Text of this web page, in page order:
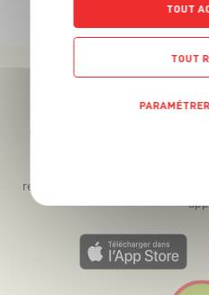
Téléchargez l’App pour
recettes gourmandes, des jeux
TOUT
TOUT